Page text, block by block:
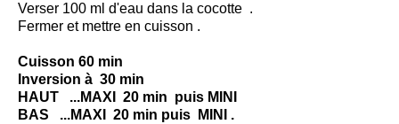
Verser 100 ml d'eau dans la cocotte .
Fermer et mettre en cuisson .
Cuisson 60 min
Inversion à 30 min
HAUT ...MAXI 20 min puis MINI
BAS ...MAXI 20 min puis MINI .